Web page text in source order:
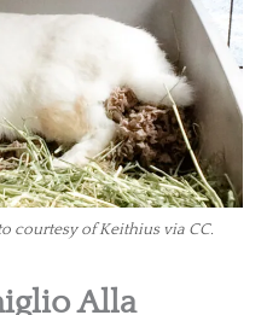
courtesy of Keithius via CC.
Alla